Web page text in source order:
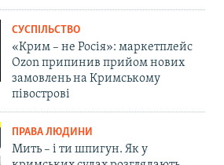
СУСПІЛЬСТВО
«Крим – не Росія»: маркетплейс
Ozon припинив прийом нових
замовлень на Кримському
півострові
ПРАВА ЛЮДИНИ
Мить – і ти шпигун. Як у